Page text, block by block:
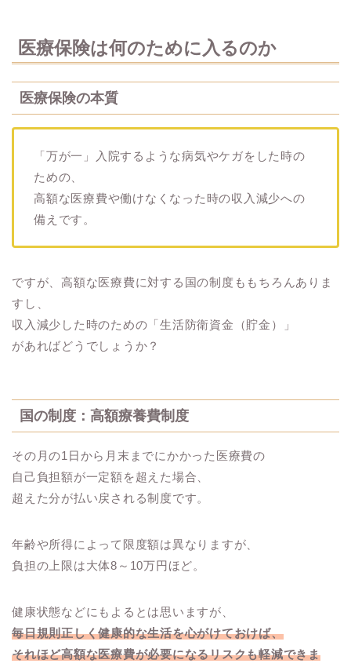
医療保険は何のために入るのか
医療保険の本質
「万が一」入院するような病気やケガをした時の
ための、
高額な医療費や働けなくなった時の収入減少への
備えです。
ですが、高額な医療費に対する国の制度ももちろんありま
すし、
収入減少した時のための「生活防衛資金（貯金）」
があればどうでしょうか？
国の制度：高額療養費制度
その月の1日から月末までにかかった医療費の
自己負担額が一定額を超えた場合、
超えた分が払い戻される制度です。
年齢や所得によって限度額は異なりますが、
負担の上限は大体8～10万円ほど。
健康状態などにもよるとは思いますが、
毎日規則正しく健康的な生活を心がけておけば、
それほど高額な医療費が必要になるリスクも軽減できま